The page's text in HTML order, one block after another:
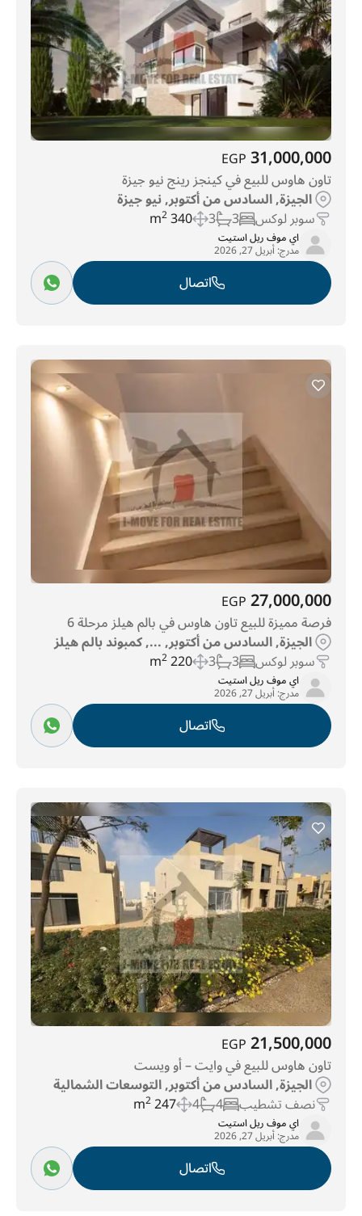
31,000,000
EGP
تاون هاوس للبيع في كينجز رينج نيو جيزة
الجيزة, السادس من أكتوبر, نيو جيزة
سوبر لوكس 3
3
340 m
2
اي موف ريل استيت
مدرج:أبريل 27, 2026
اتصال
27,000,000
EGP
فرصة مميزة للبيع تاون هاوس في بالم هيلز مرحلة 6
الجيزة, السادس من أكتوبر, ..., كمبوند بالم هيلز
سوبر لوكس 3
3
220 m
2
اي موف ريل استيت
مدرج:أبريل 27, 2026
اتصال
21,500,000
EGP
تاون هاوس للبيع في وايت – أو ويست
الجيزة, السادس من أكتوبر, التوسعات الشمالية
نصف تشطيب 4
4
247 m
2
اي موف ريل استيت
مدرج:أبريل 27, 2026
اتصال